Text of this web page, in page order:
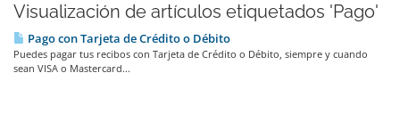
Visualización de artículos etiquetados 'Pago'
Pago con Tarjeta de Crédito o Débito
Puedes pagar tus recibos con Tarjeta de Crédito o Débito, siempre y cuando
sean VISA o Mastercard...